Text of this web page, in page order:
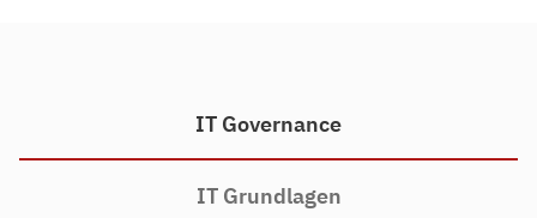
IT Governance
IT Grundlagen